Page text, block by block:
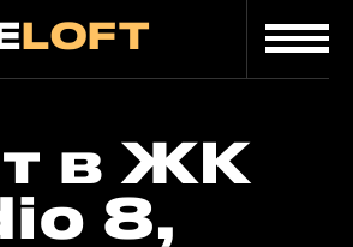
LOFT
в ЖК
8,